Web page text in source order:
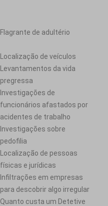
Flagrante de adultério
Localização de veículos
Levantamentos da vida
pregressa
Investigações de
funcionários afastados por
acidentes de trabalho
Investigações sobre
pedofilia
Localização de pessoas
físicas e jurídicas
Infiltrações em empresas
para descobrir algo irregular
Quanto custa um Detetive